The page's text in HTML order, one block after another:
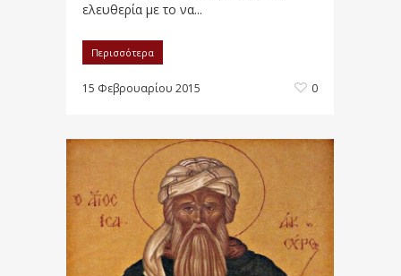
ελευθερία με το να...
Περισσότερα
15 Φεβρουαρίου 2015 0